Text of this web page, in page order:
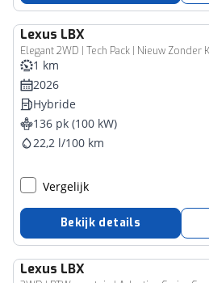
Lexus LBX
Elegant 2WD | Tech Pack | Nieuw Zonder
1 km
2026
Hybride
136 pk (100 kW)
22,2 l/100 km
Vergelijk
Bekijk details
Lexus LBX